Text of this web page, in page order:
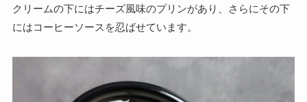
クリームの下にはチーズ風味のプリンがあり、さらにその下
にはコーヒーソースを忍ばせています。